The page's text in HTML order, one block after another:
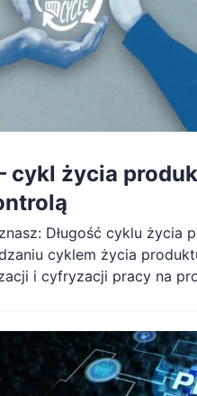
cykl życia
Długość cyklu życia
cyklem życia
i cyfryzacji pracy na